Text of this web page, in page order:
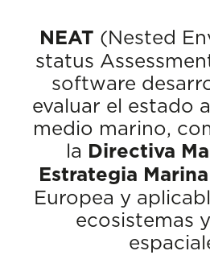
NEAT (Nested
status
software
evaluar el estado
medio marino,
la Directiva
Estrategia Marina
Europea y
ecosistemas